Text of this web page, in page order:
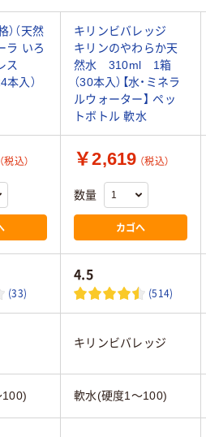
）（天然
ラ いろ
ス
本入）
キリンビバレッジ
キリンのやわらか天
然水 310ml 1箱
（30本入）【水・ミネラ
ルウォーター】 ペッ
トボトル 軟水
（税込） ￥2,619 （税込）
数量
カゴへ
(33)
4.5
(514)
キリンビバレッジ
100) 軟水(硬度1～100)